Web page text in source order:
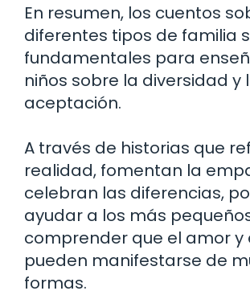
En resumen, los cuentos
diferentes tipos de familia
fundamentales para
niños sobre la diversidad y
aceptación.
A través de historias que
realidad, fomentan la
celebran las diferencias,
ayudar a los más
comprender que el amor y
pueden manifestarse de
formas.